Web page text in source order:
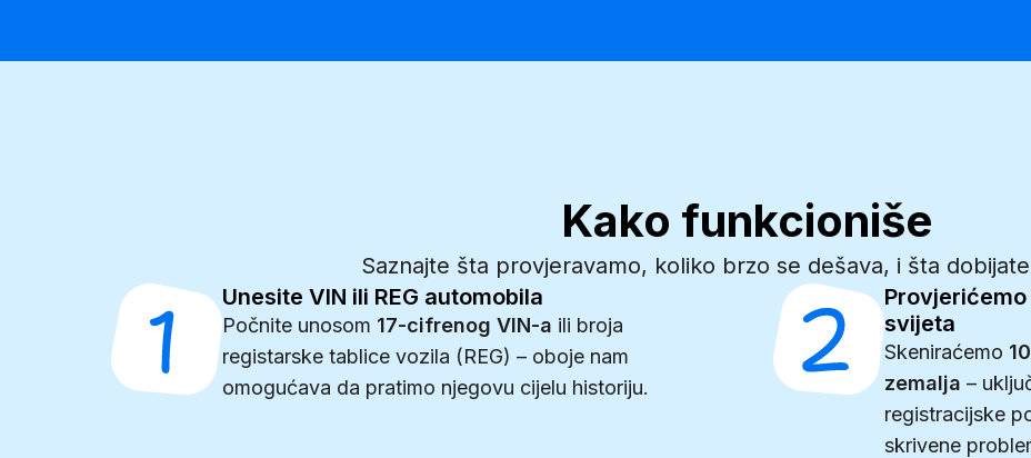
Kako funkcioniše
Saznajte šta provjeravamo, koliko brzo se dešava, i šta
Unesite VIN ili REG automobila
Počnite unosom 17-cifrenog VIN-a ili broja
registarske tablice vozila (REG) – oboje nam
omogućava da pratimo njegovu cijelu historiju.
svijeta
Skeniraćemo
zemalja –
registracijske
skrivene